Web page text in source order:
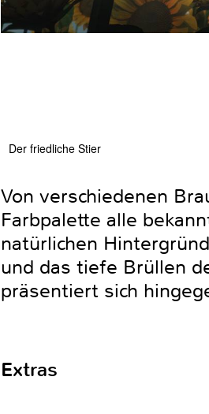
Der friedliche Stier
Von verschiedenen
Farbpalette alle
natürlichen
und das tiefe Brüllen
präsentiert sich
Extras